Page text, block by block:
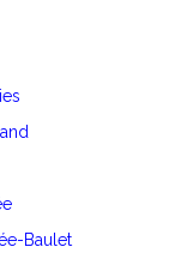
Baulet